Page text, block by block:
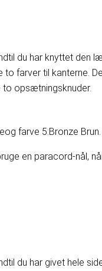
du har knyttet den
to farver til kanterne.
opsætningsknuder.
og farve 5:Bronze Brun
en paracord-nål,
du har givet hele